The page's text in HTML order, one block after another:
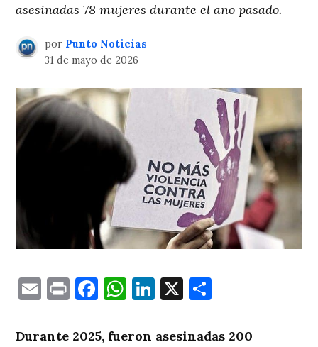
asesinadas 78 mujeres durante el año pasado.
por Punto Noticias
31 de mayo de 2026
EmailPrintFacebook
WhatsApp
LinkedIn
X
Durante 2025, fueron asesinadas 200